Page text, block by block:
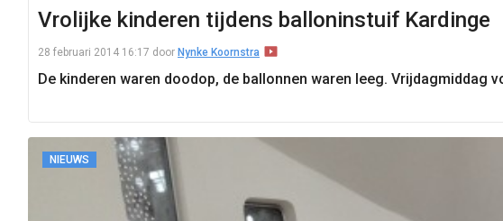
Vrolijke kinderen tijdens balloninstuif Kardinge
28 februari 2014 16:17 door Nynke Koornstra
De kinderen waren doodop, de ballonnen waren leeg.
NIEUWS